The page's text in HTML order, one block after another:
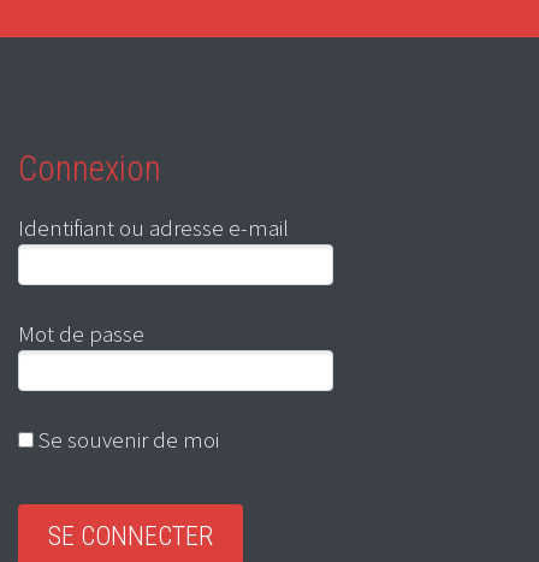
Connexion
Identifiant ou adresse e-mail
Mot de passe
Se souvenir de moi